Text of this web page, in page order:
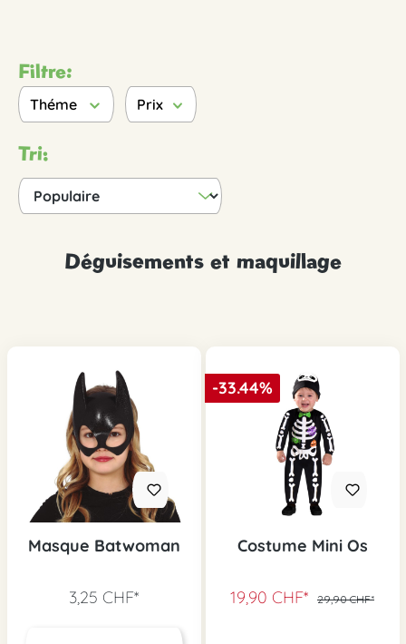
Filtre:
Théme Prix
Tri:
Déguisements et maquillage
Masque Batwoman
3,25 CHF*
-33.44%
Costume Mini Os
19,90 CHF* 29,90 CHF*